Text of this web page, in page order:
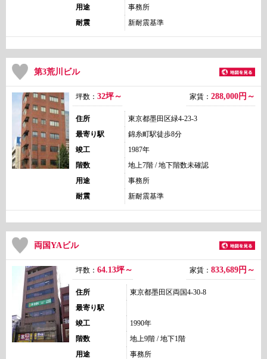
用途
事務所
耐震
新耐震基準
第3荒川ビル
坪数： 32坪～ 家賃： 288,000 円～
住所
東京都墨田区緑4-23-3
最寄り駅
錦糸町駅徒歩8分
竣工
1987年
階数
地上7階 / 地下階数未確認
用途
事務所
耐震
新耐震基準
両国YAビル
坪数： 64.13坪～ 家賃： 833,689 円～
住所
東京都墨田区両国4-30-8
最寄り駅
竣工
1990年
階数
地上9階 / 地下1階
用途
事務所